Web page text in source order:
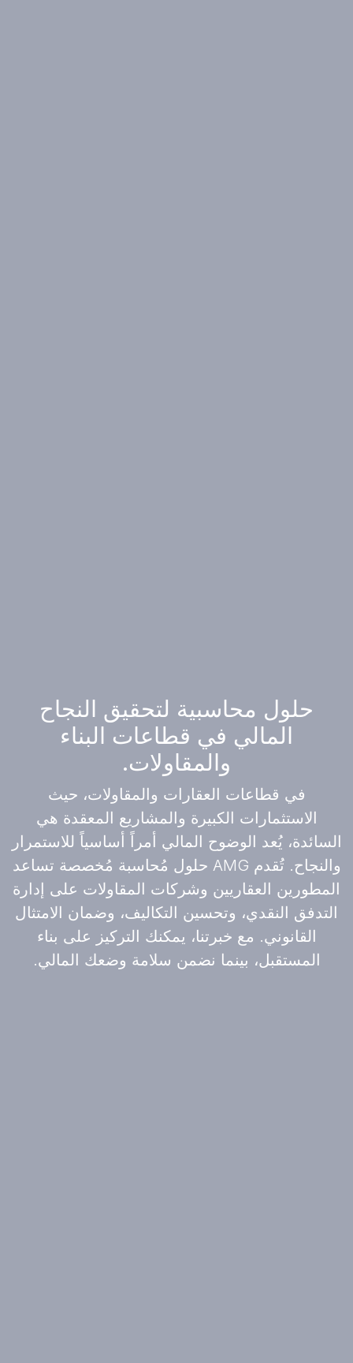
حلول محاسبية لتحقيق النجاح
المالي في قطاعات البناء
والمقاولات.
في قطاعات العقارات والمقاولات، حيث
الاستثمارات الكبيرة والمشاريع المعقدة هي
السائدة، يُعد الوضوح المالي أمراً أساسياً للاستمرار
والنجاح. تُقدم AMG حلول مُحاسبة مُخصصة تساعد
المطورين العقاريين وشركات المقاولات على إدارة
التدفق النقدي، وتحسين التكاليف، وضمان الامتثال
القانوني. مع خبرتنا، يمكنك التركيز على بناء
المستقبل، بينما نضمن سلامة وضعك المالي.